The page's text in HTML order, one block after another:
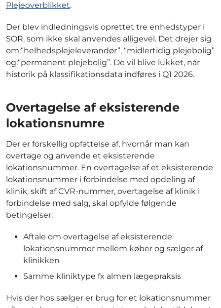
Plejeoverblikket.
Der blev indledningsvis oprettet tre enhedstyper i
SOR, som ikke skal anvendes alligevel. Det drejer sig
om:“helhedsplejeleverandør”, “midlertidig plejebolig”
og:“permanent plejebolig”. De vil blive lukket, når
historik på klassifikationsdata indføres i Q1 2026.
Overtagelse af eksisterende
lokationsnumre
Der er forskellig opfattelse af, hvornår man kan
overtage og anvende et eksisterende
lokationsnummer. En overtagelse af et eksisterende
lokationsnummer i forbindelse med opdeling af
klinik, skift af CVR-nummer, overtagelse af klinik i
forbindelse med salg, skal opfylde følgende
betingelser:
Aftale om overtagelse af eksisterende
lokationsnummer mellem køber og sælger af
klinikken
Samme kliniktype fx almen lægepraksis
Hvis der hos sælger er brug for et lokationsnummer